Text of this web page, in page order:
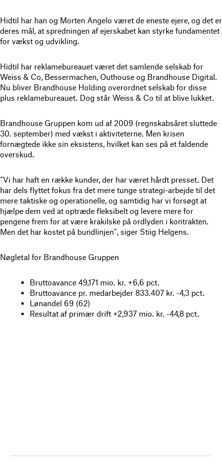
Hidtil har han og Morten Angelo været de eneste ejere, og det er
deres mål, at spredningen af ejerskabet kan styrke fundamentet
for vækst og udvikling.
Hidtil har reklamebureauet været det samlende selskab for
Weiss & Co, Bessermachen, Outhouse og Brandhouse Digital.
Nu bliver Brandhouse Holding overordnet selskab for disse
plus reklamebureauet. Dog står Weiss & Co til at blive lukket.
Brandhouse Gruppen kom ud af 2009 (regnskabsåret sluttede
30. september) med vækst i aktiviteterne. Men krisen
fornægtede ikke sin eksistens, hvilket kan ses på et faldende
overskud.
“Vi har haft en række kunder, der har været hårdt presset. Det
har dels flyttet fokus fra det mere tunge strategi-arbejde til det
mere taktiske og operationelle, og samtidig har vi forsøgt at
hjælpe dem ved at optræde fleksibelt og levere mere for
pengene frem for at være krakilske på ordlyden i kontrakten.
Men det har kostet på bundlinjen”, siger Stiig Helgens.
Nøgletal for Brandhouse Gruppen
Bruttoavance 49,171 mio. kr. +6,6 pct.
Bruttoavance pr. medarbejder 833.407 kr. -4,3 pct.
Lønandel 69 (62)
Resultat af primær drift +2,937 mio. kr. -44,8 pct.